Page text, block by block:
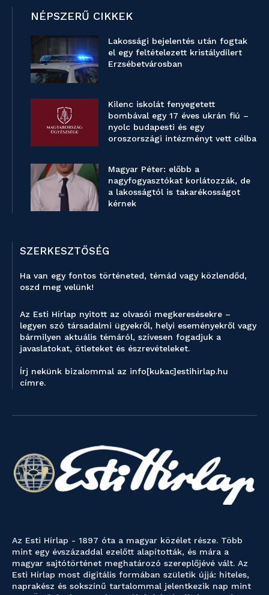
NÉPSZERŰ CIKKEK
Lakossági bejelentés után fogtak
el egy feltételezett kristálydílert
Erzsébetvárosban
Kilenc iskolát fenyegetett
bombával egy 17 éves ukrán fiú –
nyolc budapesti és egy
oroszországi intézményt vett célba
Magyar Péter: előbb a
nagyfogyasztókat korlátozzák, de
a lakosságtól is takarékosságot
kérnek
SZERKESZTŐSÉG
Ha van egy fontos történeted, témád vagy közlendőd,
oszd meg velünk!
Az Esti Hírlap nyitott az olvasói megkeresésekre –
legyen szó társadalmi ügyekről, helyi eseményekről vagy
bármilyen aktuális témáról, szívesen fogadjuk a
javaslatokat, ötleteket és észrevételeket.
Írj nekünk bizalommal az info[kukac]estihirlap.hu
címre.
Az Esti Hírlap - 1897 óta a magyar közélet része. Több
mint egy évszázaddal ezelőtt alapították, és mára a
magyar sajtótörténet meghatározó szereplőjévé vált. Az
Esti Hírlap most digitális formában születik újjá: hiteles,
naprakész és sokszínű tartalommal jelentkezik nap mint